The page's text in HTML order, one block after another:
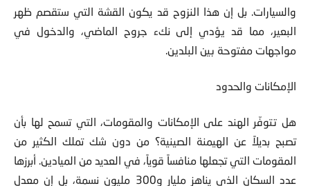
والسيارات. بل إن هذا النزوح قد يكون القشة التي ستقصم ظهر
البعير، مما قد يؤدي إلى نكء جروح الماضي، والدخول في
مواجهات مفتوحة بين البلدين.
الإمكانات والحدود
هل تتوفّر الهند على الإمكانات والمقومات، التي تسمح لها بأن
تصبح بديلاً عن الهيمنة الصينية؟ من دون شك تملك الكثير من
المقومات التي تجعلها منافساً قوياً، في العديد من الميادين. أبرزها
عدد السكان الذي يناهز مليار و300 مليون نسمة، بل إن معدل